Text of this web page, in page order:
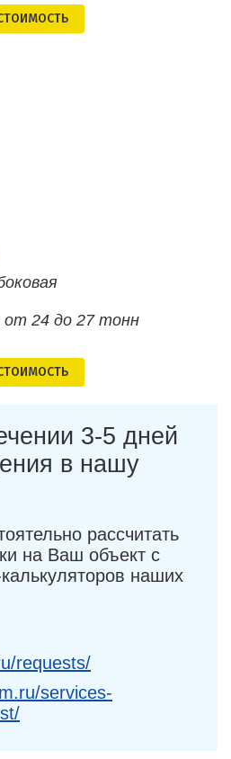
от 24 до 27 тонн
3-5 дней
в нашу
рассчитать
на Ваш объект с
наших
requests/
services-